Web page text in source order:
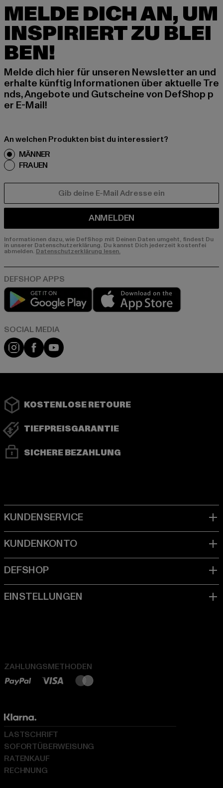
MELDE DICH AN, UM
INSPIRIERT ZU BLEI
BEN!
Melde dich hier für unseren Newsletter an und
erhalte künftig Informationen über aktuelle Tre
nds, Angebote und Gutscheine von DefShop p
er E-Mail!
An welchen Produkten bist du interessiert?
MÄNNER
FRAUEN
ANMELDEN
Informationen dazu, wie DefShop mit Deinen Daten umgeht, findest Du
in unserer Datenschutzerklärung. Du kannst Dich jederzeit kostenfei
abmelden. Datenschutzerklärung lesen.
Play market
Instagram
FacebookYouTube
KOSTENLOSE RETOURE
TIEFPREISGARANTIE
SICHERE BEZAHLUNG
ZAHLUNGSMETHODEN
LASTSCHRIFT
SOFORTÜBERWEISUNG
RATENKAUF
RECHNUNG